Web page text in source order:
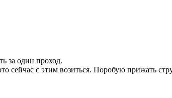
за один проход.
сейчас с этим возиться. Поробую прижать